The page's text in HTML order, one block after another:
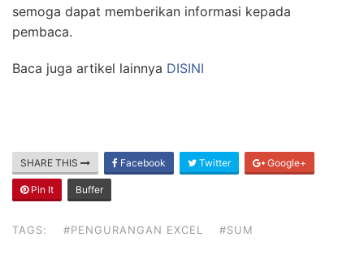
semoga dapat memberikan informasi kepada
pembaca.
Baca juga artikel lainnya DISINI
SHARE THIS Facebook Twitter Google+
Pin It Buffer
TAGS: #PENGURANGAN EXCEL #SUM